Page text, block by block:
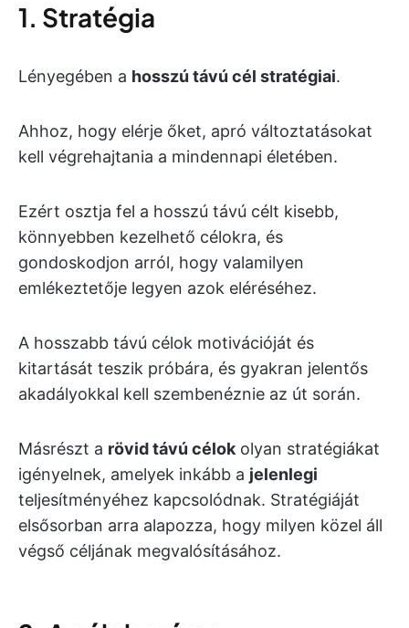
1. Stratégia
Lényegében a hosszú távú cél stratégiai.
Ahhoz, hogy elérje őket, apró változtatásokat
kell végrehajtania a mindennapi életében.
Ezért osztja fel a hosszú távú célt kisebb,
könnyebben kezelhető célokra, és
gondoskodjon arról, hogy valamilyen
emlékeztetője legyen azok eléréséhez.
A hosszabb távú célok motivációját és
kitartását teszik próbára, és gyakran jelentős
akadályokkal kell szembenéznie az út során.
Másrészt a rövid távú célok olyan stratégiákat
igényelnek, amelyek inkább a jelenlegi
teljesítményéhez kapcsolódnak. Stratégiáját
elsősorban arra alapozza, hogy milyen közel áll
végső céljának megvalósításához.